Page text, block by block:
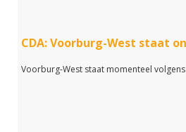
CDA: Voorburg-West staat
Voorburg-West staat momenteel